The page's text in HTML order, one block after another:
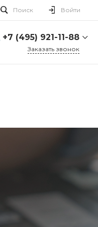
Поиск Войти
+7 (495) 921-11-88
Заказать звонок